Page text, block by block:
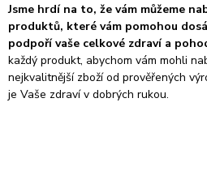
Jsme hrdí na to, že vám můžeme
produktů, které vám pomohou
podpoří vaše celkové zdraví a
každý produkt, abychom vám mohli
nejkvalitnější zboží od prověřených
je Vaše zdraví v dobrých rukou.